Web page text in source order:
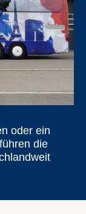
oder ein
die